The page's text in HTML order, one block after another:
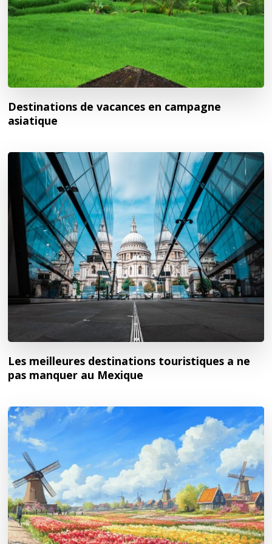
Destinations de vacances en campagne
asiatique
Les meilleures destinations touristiques a ne
pas manquer au Mexique